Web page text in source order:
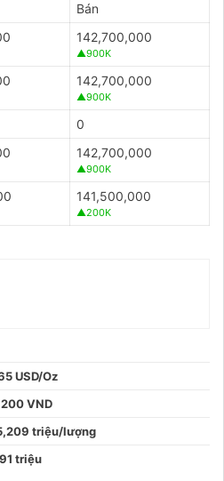
Bán
142,700,000
▲900K
142,700,000
▲900K
0
142,700,000
▲900K
141,500,000
▲200K
USD/Oz
VND
triệu/lượng
triệu